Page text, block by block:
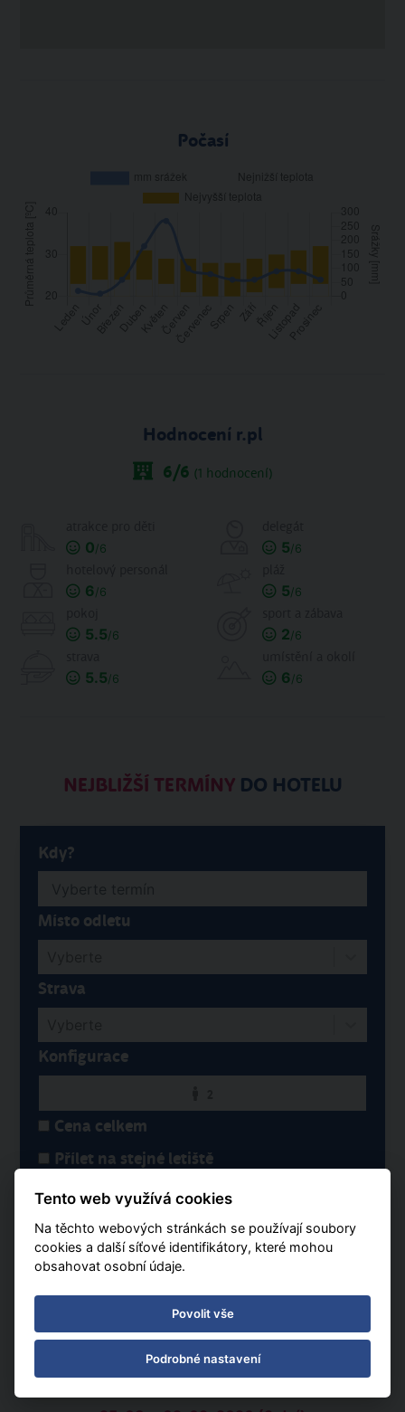
Počasí
Hodnocení r.pl
6/6 (1 hodnocení)
0/6 5/6
6/6 5/6
5.5/6 2/6
5.5/6 6/6
NEJBLIŽŠÍ TERMÍNYDO HOTELU
Kdy?
Místo odletu
Strava
Konfigurace
Cena celkem
Přílet na stejné letiště
18. 08. - 26. 08. 2026 (9 dní)
Varšava
Polopenze
55 240 Kč
ZOBRAZIT TERMÍN
SPOČÍTAT CENU
Tento web využívá cookies
Na těchto webových stránkách se používají soubory
cookies a další síťové identifikátory, které mohou
obsahovat osobní údaje.
Povolit vše
Podrobné nastavení